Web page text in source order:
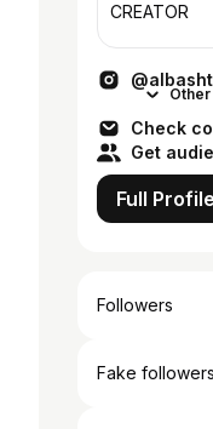
CREATOR
Check
Get
Full
Followers
Fake followers